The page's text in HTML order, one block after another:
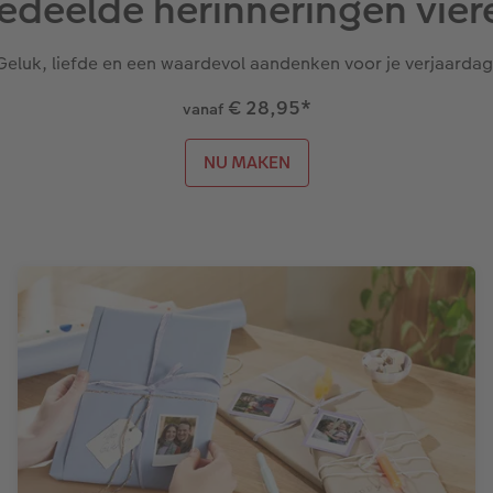
liefde en een waardevol aandenken voor je
vanaf€ 28,95*
NU MAKEN